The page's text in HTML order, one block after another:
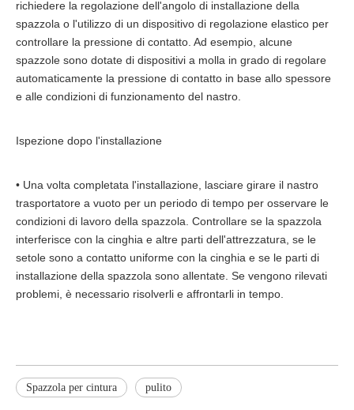
richiedere la regolazione dell'angolo di installazione della
spazzola o l'utilizzo di un dispositivo di regolazione elastico per
controllare la pressione di contatto. Ad esempio, alcune
spazzole sono dotate di dispositivi a molla in grado di regolare
automaticamente la pressione di contatto in base allo spessore
e alle condizioni di funzionamento del nastro.
Ispezione dopo l'installazione
• Una volta completata l'installazione, lasciare girare il nastro
trasportatore a vuoto per un periodo di tempo per osservare le
condizioni di lavoro della spazzola. Controllare se la spazzola
interferisce con la cinghia e altre parti dell'attrezzatura, se le
setole sono a contatto uniforme con la cinghia e se le parti di
installazione della spazzola sono allentate. Se vengono rilevati
problemi, è necessario risolverli e affrontarli in tempo.
Spazzola per cintura pulito
Industria della plastica